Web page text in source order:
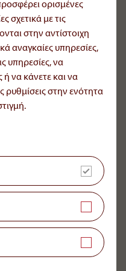
Βλαχοπούλου
φαρμάκων:
Trust.
είναι αφοσιωμένη
την υψηλή ποιότητα
αριθμό πολύ ειδικών
προμηθευτής
παραγόντων σε
ορισμένες
σχετικά με τις
στην αντίστοιχη
αναγκαίες υπηρεσίες,
υπηρεσίες, να
ή να κάνετε και να
ρυθμίσεις στην ενότητα